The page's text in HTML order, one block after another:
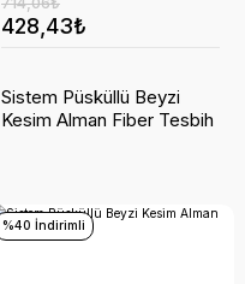
428,43₺
Sistem Püsküllü Beyzi
Kesim Alman Fiber Tesbih
%40 İndirimli